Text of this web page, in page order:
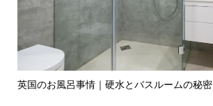
英国のお風呂事情｜硬水とバスルームの秘密